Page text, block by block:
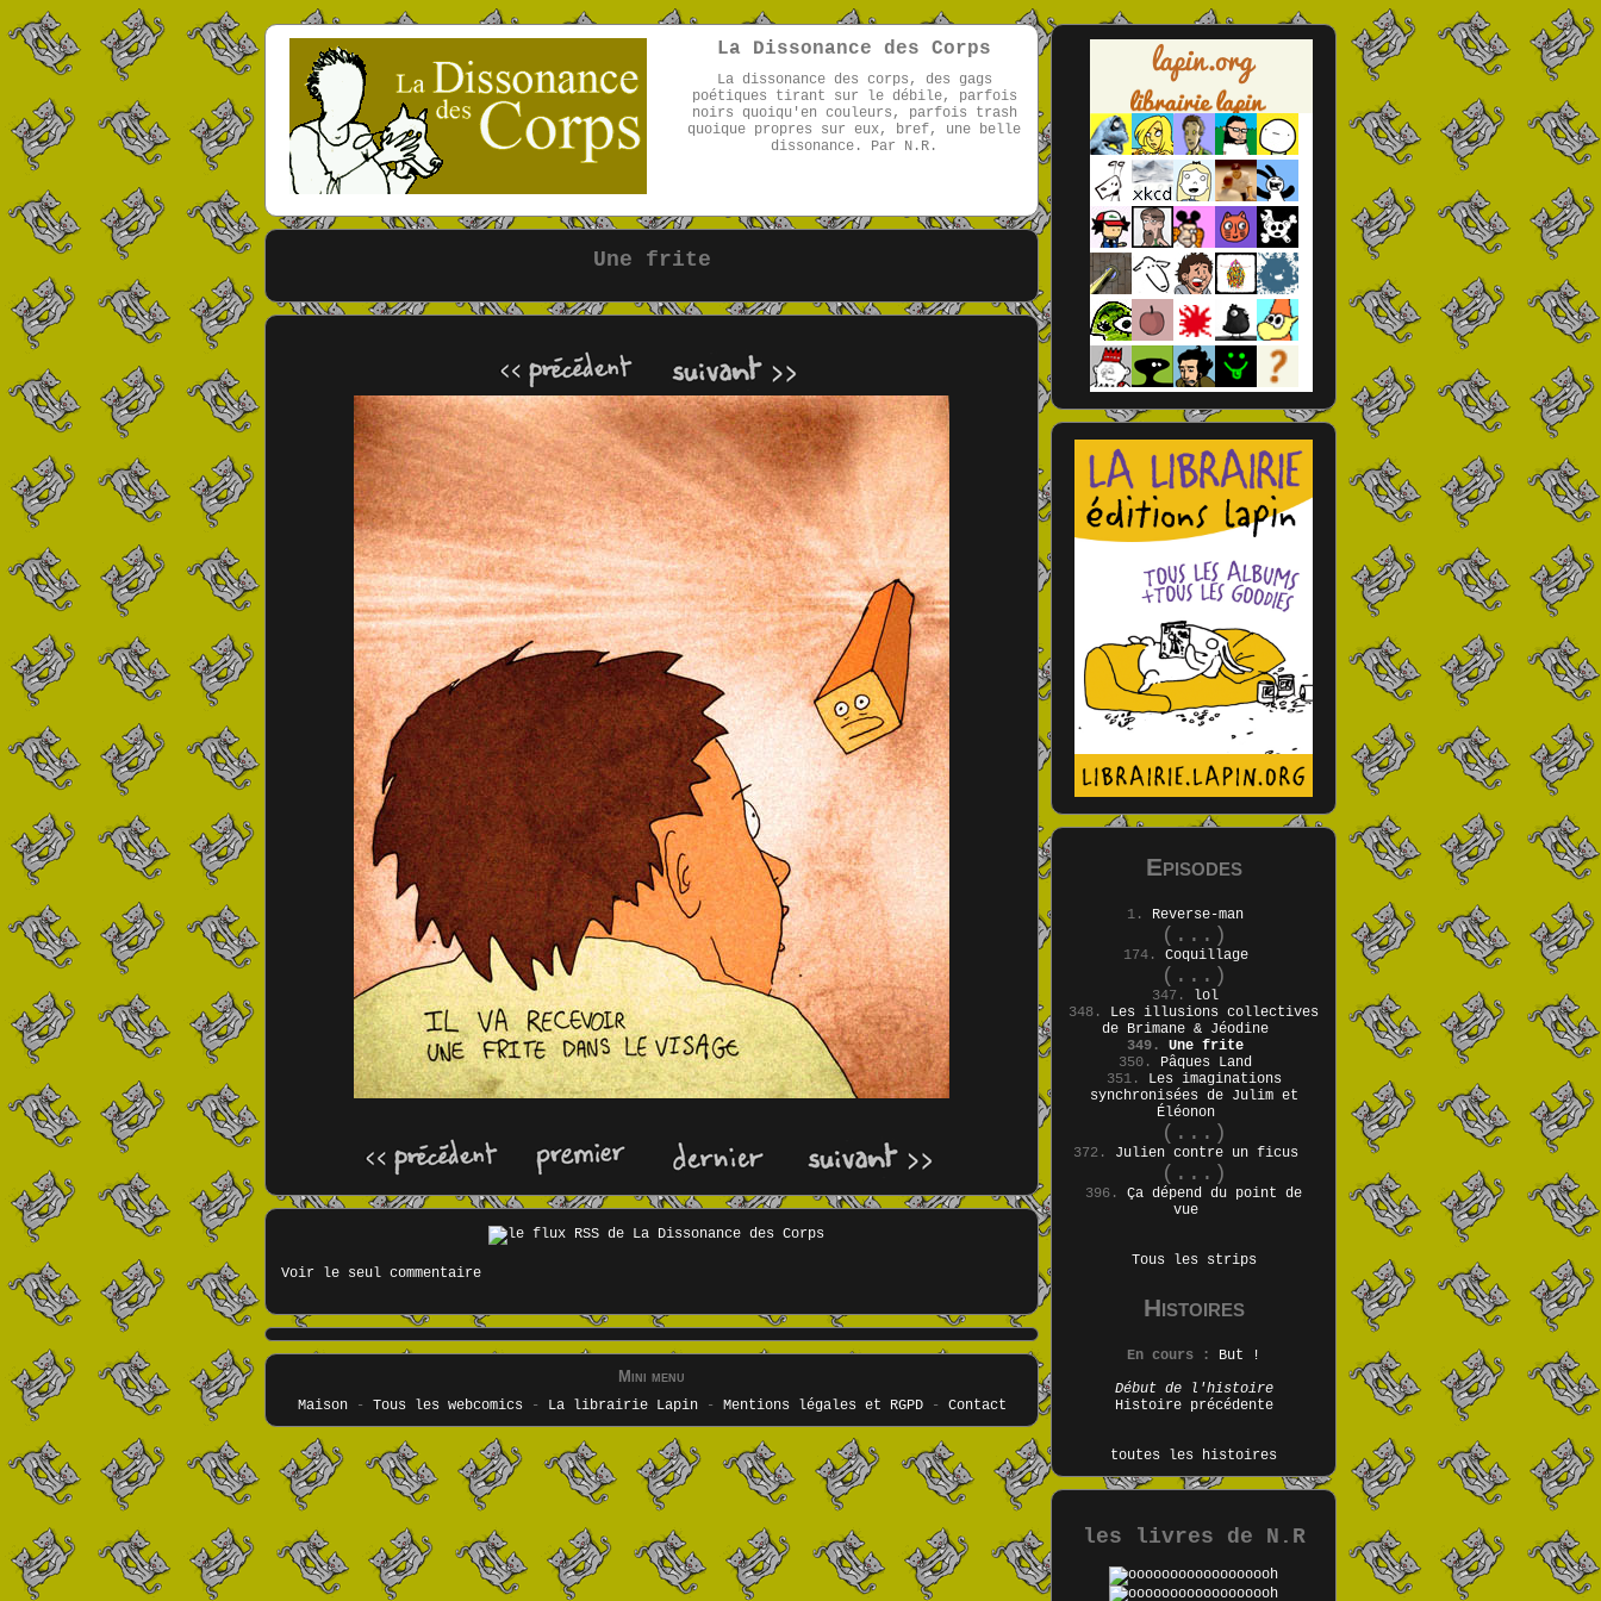
La Dissonance des Corps
La dissonance des corps, des gags
poétiques tirant sur le débile, parfois
noirs quoiqu'en couleurs, parfois trash
quoique propres sur eux, bref, une belle
dissonance. Par N.R.
Une frite
Voir le seul commentaire
Mini menu
Maison- Tous les webcomics - La librairie Lapin- Mentions légales et RGPD- Contact
Episodes
1. Reverse-man
(...)
174. Coquillage
(...)
347.
lol
348. Les illusions collectives
de Brimane & Jéodine
349. Une frite
350. Pâques Land
351.
Les imaginations
synchronisées de Julim et
Éléonon
(...)
372. Julien contre un ficus
(...)
396. Ça dépend du point de
vue
Tous les strips
Histoires
En cours :
But !
Début de l'histoire
Histoire précédente
toutes les histoires
les livres de N.R